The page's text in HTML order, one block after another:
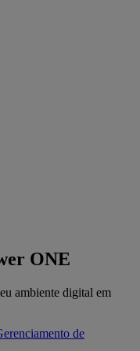
ONE
ambiente digital em
de